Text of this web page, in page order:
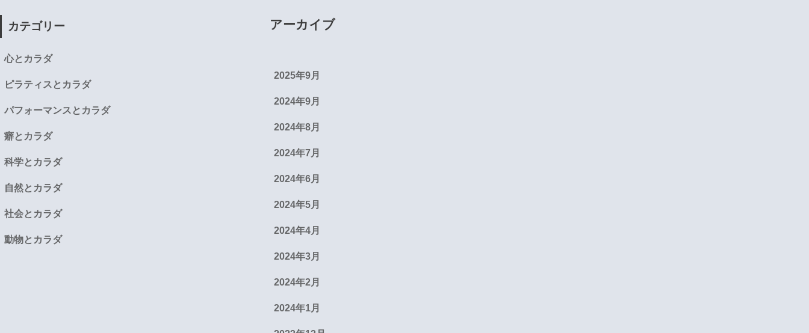
カテゴリー
心とカラダ
ピラティスとカラダ
パフォーマンスとカラダ
癖とカラダ
科学とカラダ
自然とカラダ
社会とカラダ
動物とカラダ
アーカイブ
2025年9月
2024年9月
2024年8月
2024年7月
2024年6月
2024年5月
2024年4月
2024年3月
2024年2月
2024年1月